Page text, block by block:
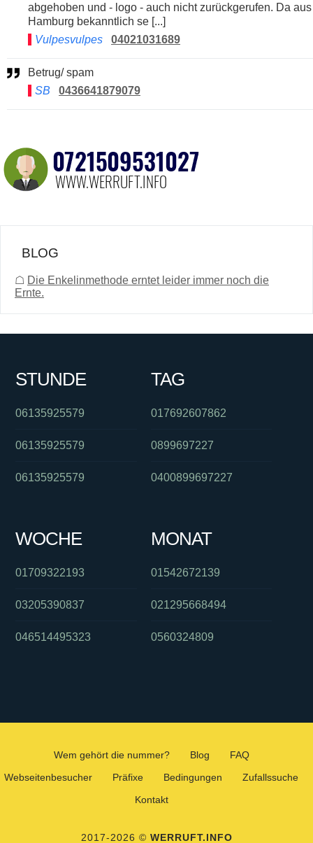
abgehoben und - logo - auch nicht zurückgerufen. Da aus
Hamburg bekanntlich se [...]
Vulpesvulpes
04021031689
Betrug/ spam
SB
0436641879079
BLOG
☖ Die Enkelinmethode erntet leider immer noch die
Ernte.
STUNDE
06135925579
06135925579
06135925579
TAG
017692607862
0899697227
0400899697227
WOCHE
01709322193
03205390837
046514495323
MONAT
01542672139
021295668494
0560324809
Wem gehört die nummer? Blog
FAQ
Webseitenbesucher
Präfixe Bedingungen
Zufallssuche
Kontakt
2017-2026 © WERRUFT.INFO